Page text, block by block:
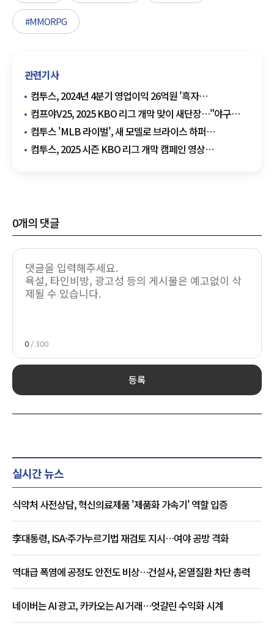
#MMORPG
관련기사
컴투스, 2024년 4분기 영업이익 26억원 '흑자
전환'…"해외 매출만 1000억원"
컴프야V25, 2025 KBO 리그 개막 맞이 새단장…"야구
게임 최초 ABS 구현"
컴투스 'MLB 라이벌', 새 모델로 브라이스 하퍼
선정…"이정후, 야마모토는 1년 더"
컴투스, 2025 시즌 KBO 리그 개막 캠페인 영상
0개의 댓글
0 / 300
등록
실시간 뉴스
식약처 사전상담, 혁신의료제품 '제품화 가속기' 역할 입증
李대통령, ISA·주가누르기법 재검토 지시…여야 공방 격화
역대급 폭염에 공정도 안전도 비상…건설사, 온열질환 차단 총력
네이버는 AI 광고, 카카오는 AI 거래…엇갈린 수익화 시계